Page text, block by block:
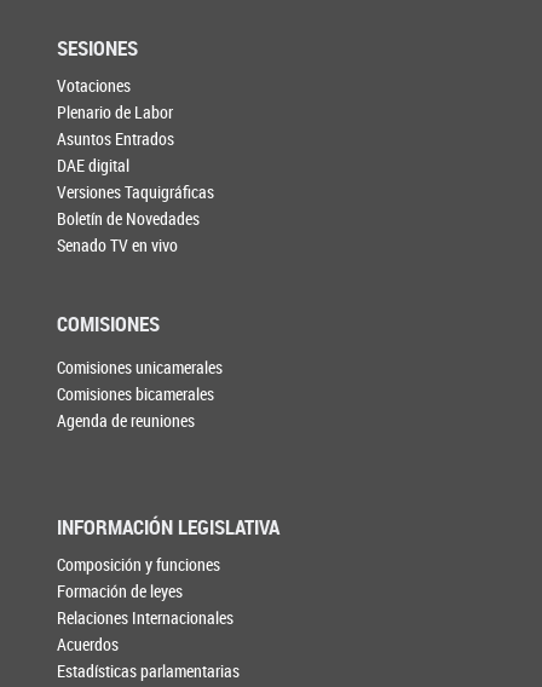
SESIONES
Votaciones
Plenario de Labor
Asuntos Entrados
DAE digital
Versiones Taquigráficas
Boletín de Novedades
Senado TV en vivo
COMISIONES
Comisiones unicamerales
Comisiones bicamerales
Agenda de reuniones
INFORMACIÓN LEGISLATIVA
Composición y funciones
Formación de leyes
Relaciones Internacionales
Acuerdos
Estadísticas parlamentarias